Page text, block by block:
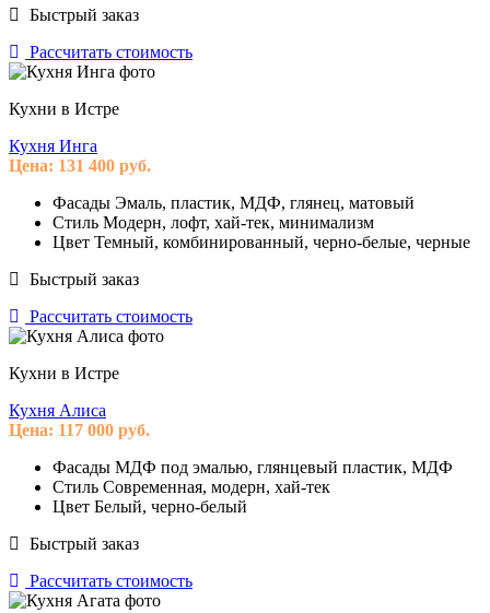
Быстрый заказ
Рассчитать стоимость
Кухни в Истре
Кухня Инга
Цена: 131 400 руб.
Фасады Эмаль, пластик, МДФ, глянец, матовый
Стиль Модерн, лофт, хай-тек, минимализм
Цвет Темный, комбинированный, черно-белые, черные
Быстрый заказ
Рассчитать стоимость
Кухни в Истре
Кухня Алиса
Цена: 117 000 руб.
Фасады МДФ под эмалью, глянцевый пластик, МДФ
Стиль Современная, модерн, хай-тек
Цвет Белый, черно-белый
Быстрый заказ
Рассчитать стоимость